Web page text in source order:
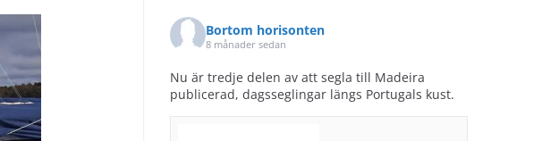
Bortom horisonten
8 månader sedan
Nu är tredje delen av att segla till Madeira
publicerad, dagsseglingar längs Portugals kust.